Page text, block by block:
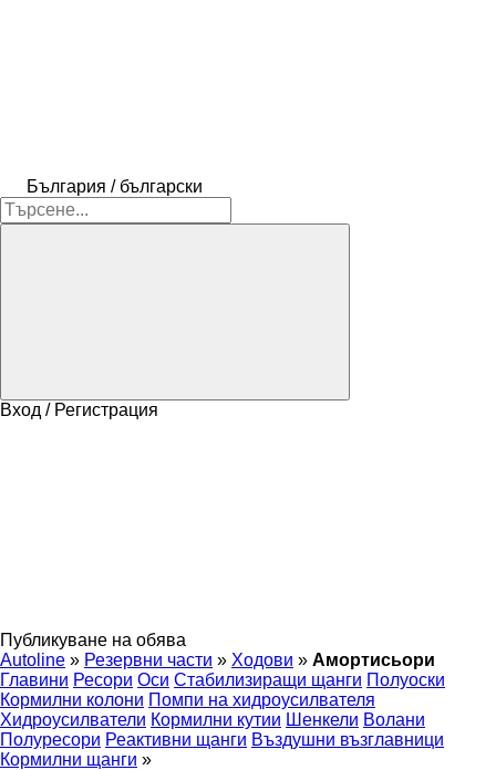
България / български
Вход / Регистрация
Публикуване на обява
Autoline » Резервни части » Ходови » Амортисьори
Главини Ресори Оси Стабилизиращи щанги Полуоски
Кормилни колони Помпи на хидроусилвателя
Хидроусилватели Кормилни кутии Шенкели Волани
Полуресори Реактивни щанги Въздушни възглавници
Кормилни щанги »